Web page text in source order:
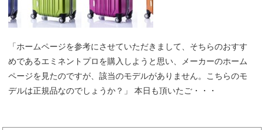
「ホームページを参考にさせていただきまして、そちらのおすす
めであるエミネントプロを購入しようと思い、メーカーのホーム
ページを見たのですが、該当のモデルがありません。こちらのモ
デルは正規品なのでしょうか？」 本日も頂いたご・・・